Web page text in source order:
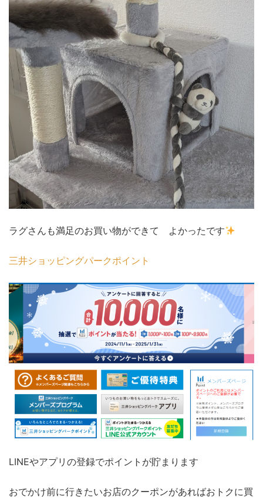
ラグさんも満足のお買い物ができて よかったです
三井ショッピングパークポイント
LINEやアプリの登録でポイントが貯まります
おでかけ前に行きたいお店のクーポンがあればおトクに買